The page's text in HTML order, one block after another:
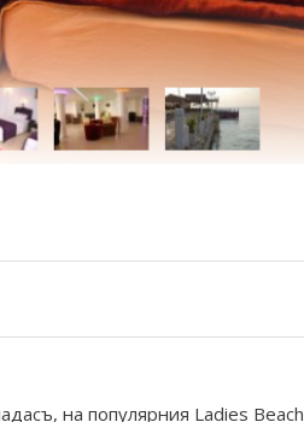
на популярния Ladies Beach